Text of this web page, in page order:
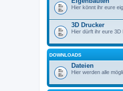
Hier könnt ihr eure
3D Drucker
Hier dürft ihr eure 3D
DOWNLOADS
Dateien
Hier werden alle